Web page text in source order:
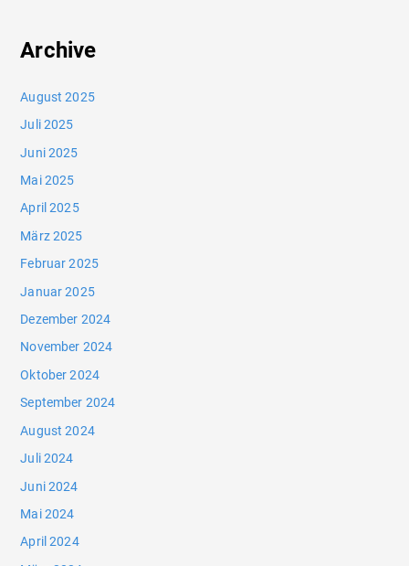
Archive
August 2025
Juli 2025
Juni 2025
Mai 2025
April 2025
März 2025
Februar 2025
Januar 2025
Dezember 2024
November 2024
Oktober 2024
September 2024
August 2024
Juli 2024
Juni 2024
Mai 2024
April 2024